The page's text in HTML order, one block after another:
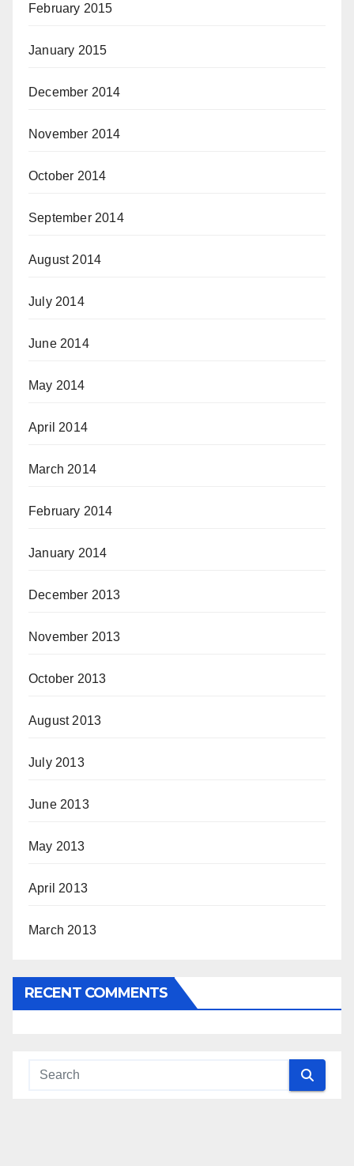
February 2015
January 2015
December 2014
November 2014
October 2014
September 2014
August 2014
July 2014
June 2014
May 2014
April 2014
March 2014
February 2014
January 2014
December 2013
November 2013
October 2013
August 2013
July 2013
June 2013
May 2013
April 2013
March 2013
RECENT COMMENTS